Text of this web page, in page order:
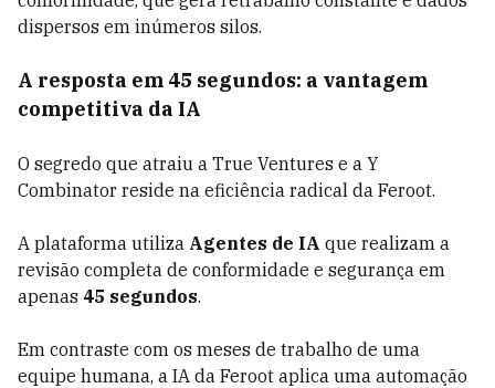
dispersos em inúmeros silos.
A resposta em 45 segundos: a vantagem
competitiva da IA
O segredo que atraiu a True Ventures e a Y
Combinator reside na eficiência radical da Feroot.
A plataforma utiliza Agentes de IA que realizam a
revisão completa de conformidade e segurança em
apenas 45 segundos.
Em contraste com os meses de trabalho de uma
equipe humana, a IA da Feroot aplica uma automação